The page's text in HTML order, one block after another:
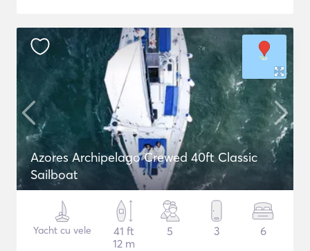
Azores Archipelago Crewed 40ft Classic
Sailboat
Yacht cu vele
41 ft
12 m
5 3 6